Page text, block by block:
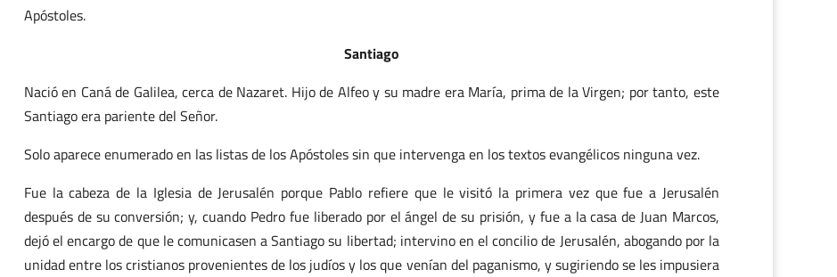
Apóstoles.
Santiago
Nació en Caná de Galilea, cerca de Nazaret. Hijo de Alfeo y su madre era María, prima de la Virgen; por tanto, este
Santiago era pariente del Señor.
Solo aparece enumerado en las listas de los Apóstoles sin que intervenga en los textos evangélicos ninguna vez.
Fue la cabeza de la Iglesia de Jerusalén porque Pablo refiere que le visitó la primera vez que fue a Jerusalén
después de su conversión; y, cuando Pedro fue liberado por el ángel de su prisión, y fue a la casa de Juan Marcos,
dejó el encargo de que le comunicasen a Santiago su libertad; intervino en el concilio de Jerusalén, abogando por la
unidad entre los cristianos provenientes de los judíos y los que venían del paganismo, y sugiriendo se les impusiera